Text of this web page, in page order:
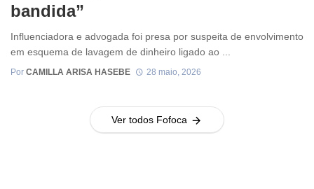
bandida”
Influenciadora e advogada foi presa por suspeita de envolvimento
em esquema de lavagem de dinheiro ligado ao ...
Por CAMILLA ARISA HASEBE 28 maio, 2026
Ver todos Fofoca